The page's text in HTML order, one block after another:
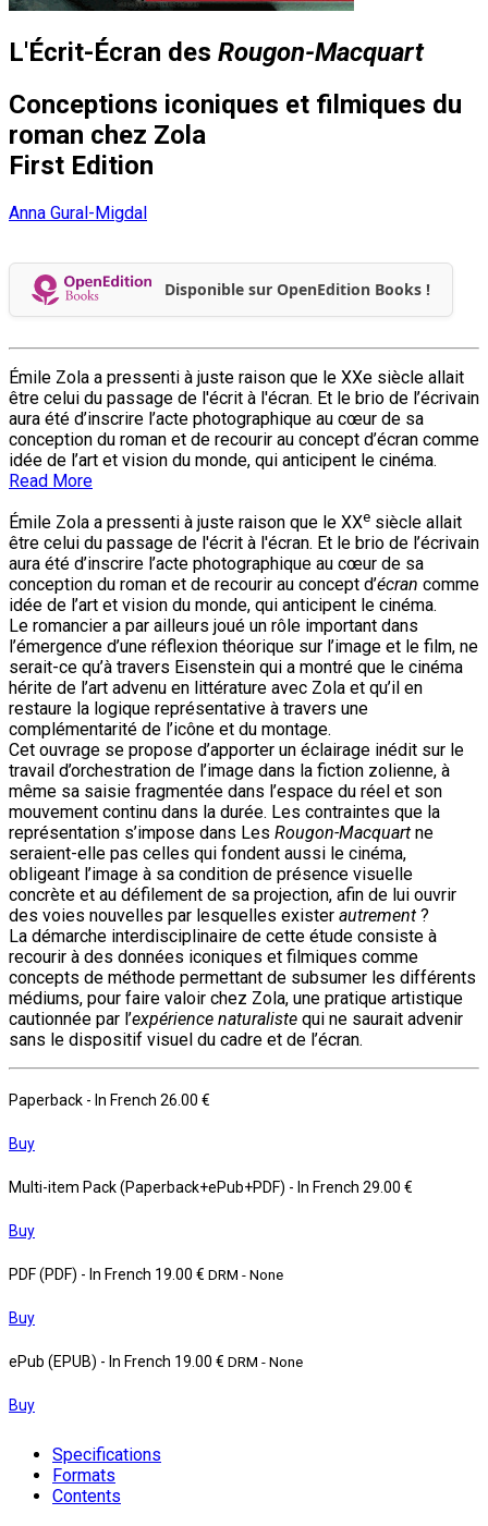
L'Écrit-Écran des Rougon-Macquart
Conceptions iconiques et filmiques du
roman chez Zola
First Edition
Anna Gural-Migdal
Disponible sur OpenEdition Books !
Émile Zola a pressenti à juste raison que le XXe siècle allait
être celui du passage de l'écrit à l'écran. Et le brio de l’écrivain
aura été d’inscrire l’acte photographique au cœur de sa
conception du roman et de recourir au concept d’écran comme
idée de l’art et vision du monde, qui anticipent le cinéma.
Read More
Émile Zola a pressenti à juste raison que le XXe siècle allait
être celui du passage de l'écrit à l'écran. Et le brio de l’écrivain
aura été d’inscrire l’acte photographique au cœur de sa
conception du roman et de recourir au concept d’écran comme
idée de l’art et vision du monde, qui anticipent le cinéma.
Le romancier a par ailleurs joué un rôle important dans
l’émergence d’une réflexion théorique sur l’image et le film, ne
serait-ce qu’à travers Eisenstein qui a montré que le cinéma
hérite de l’art advenu en littérature avec Zola et qu’il en
restaure la logique représentative à travers une
complémentarité de l’icône et du montage.
Cet ouvrage se propose d’apporter un éclairage inédit sur le
travail d’orchestration de l’image dans la fiction zolienne, à
même sa saisie fragmentée dans l’espace du réel et son
mouvement continu dans la durée. Les contraintes que la
représentation s’impose dans Les Rougon-Macquart ne
seraient-elle pas celles qui fondent aussi le cinéma,
obligeant l’image à sa condition de présence visuelle
concrète et au défilement de sa projection, afin de lui ouvrir
des voies nouvelles par lesquelles exister autrement ?
La démarche interdisciplinaire de cette étude consiste à
recourir à des données iconiques et filmiques comme
concepts de méthode permettant de subsumer les différents
médiums, pour faire valoir chez Zola, une pratique artistique
cautionnée par l’expérience naturaliste qui ne saurait advenir
sans le dispositif visuel du cadre et de l’écran.
Paperback - In French 26.00 €
Buy
Multi-item Pack (Paperback+ePub+PDF) - In French 29.00 €
Buy
PDF (PDF) - In French 19.00 € DRM - None
Buy
ePub (EPUB) - In French 19.00 € DRM - None
Buy
Specifications
Formats
Contents